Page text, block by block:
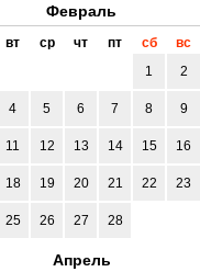
Февраль
вт ср чт пт сб
вс
1
2
4 5 6 7 8 9
11 12 13 14 15 16
18 19 20 21 22 23
25 26 27 28
Апрель